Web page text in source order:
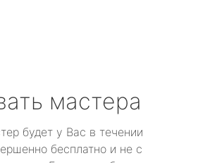
мастера
будет у Вас в течении
бесплатно и не с